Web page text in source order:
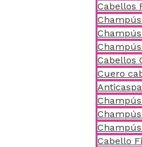
Cabellos
Cabellos
Cuero
Anticaspa
Cabello